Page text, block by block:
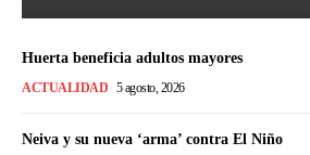
Huerta beneficia adultos mayores
ACTUALIDAD 5 agosto, 2026
Neiva y su nueva ‘arma’ contra El Niño